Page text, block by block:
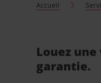
Accueil
Louez
garantie.